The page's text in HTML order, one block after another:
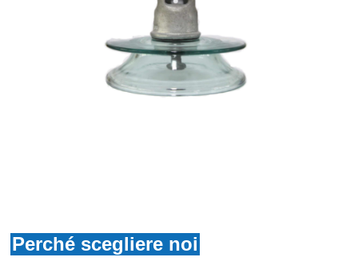
Perché scegliere noi